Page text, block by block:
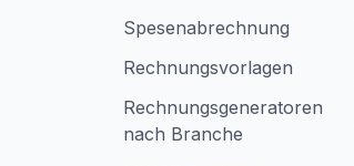
Spesenabrechnung
Rechnungsvorlagen
Rechnungsgeneratoren
nach Branche